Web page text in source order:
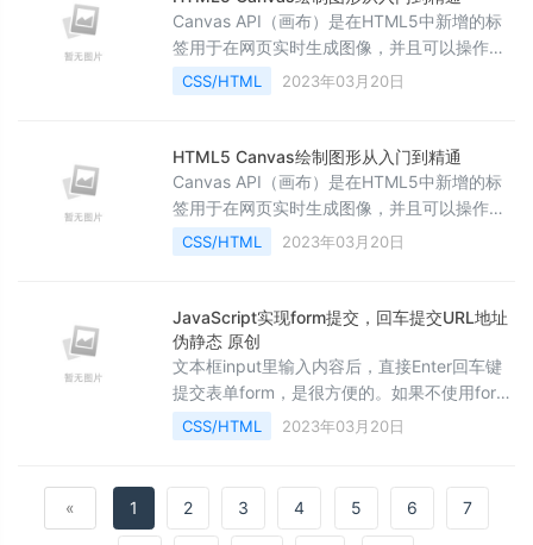
Canvas API（画布）是在HTML5中新增的标
签用于在网页实时生成图像，并且可以操作图
像内容，基本上它是一个可以用JavaScript操
作的位图（bitmap）。Canvas 对象表示一
&amp;lt;canvas&amp;gt;。它没有自己的行
为，但是定义了一个 API 支持脚本化客户端绘
图操作。
CSS/HTML 2023年03月20日
HTML5 Canvas绘制图形从入门到精通
Canvas API（画布）是在HTML5中新增的标
签用于在网页实时生成图像，并且可以操作图
像内容，基本上它是一个可以用JavaScript操
作的位图（bitmap）。Canvas 对象表示一
&amp;lt;canvas&amp;gt;。它没有自己的行
为，但是定义了一个 API 支持脚本化客户端绘
图操作。
CSS/HTML 2023年03月20日
JavaScript实现form提交，回车提交URL地址
伪静态 原创
文本框input里输入内容后，直接Enter回车键
提交表单form，是很方便的。如果不使用form
提交，用JavaScript来实现提交动作，而且提
交URL地址伪静态化，不想带问号和搜索关键
何实现呢。
CSS/HTML 2023年03月20日
« 1 2 3 4 5 6 7